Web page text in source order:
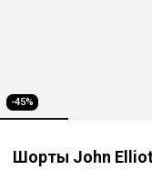
-45%
Шорты John